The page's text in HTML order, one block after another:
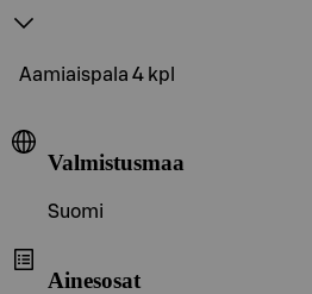
Aamiaispala 4 kpl
Valmistusmaa
Suomi
Ainesosat